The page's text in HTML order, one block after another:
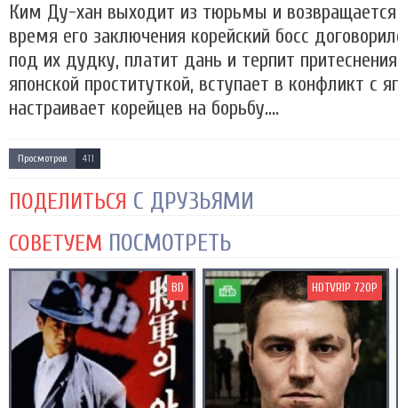
Ким Ду-хан выходит из тюрьмы и
время его заключения корейский босс
под их дудку, платит дань и терпит
японской проституткой, вступает в конфликт с
настраивает корейцев на борьбу....
Просмотров 411
ПОДЕЛИТЬСЯ С ДРУЗЬЯМИ
СОВЕТУЕМ ПОСМОТРЕТЬ
BD HDTVRIP 720P